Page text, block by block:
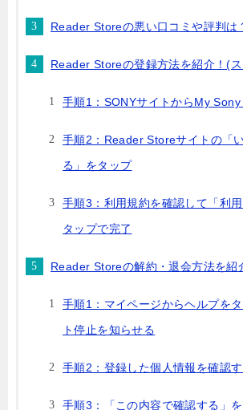
Reader Storeの悪い口コミや評判は
Reader Storeの登録方法を紹介！(
手順1：SONYサイトからMy
手順2：Reader Storeサイトの「
る」をタップ
手順3：利用規約を確認して「利
タップで完了
Reader Storeの解約・退会方法を紹
手順1：マイページからヘルプを
ト停止を知らせる
手順2：登録した個人情報を確認
手順3：「この内容で確認する」